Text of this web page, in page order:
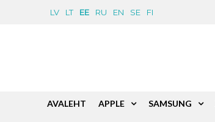
LV LT EE RU EN SE FI
AVALEHT APPLE SAMSUNG